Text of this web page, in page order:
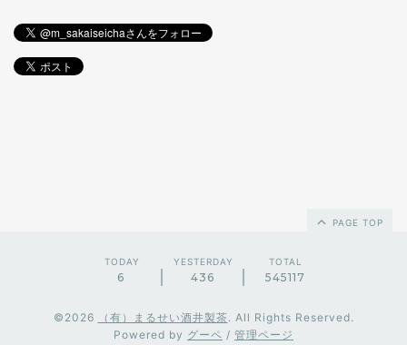
PAGE TOP
TODAY
6
YESTERDAY
436
TOTAL
545117
©2026 （有）まるせい酒井製茶. All Rights Reserved.
Powered by グーペ / 管理ページ